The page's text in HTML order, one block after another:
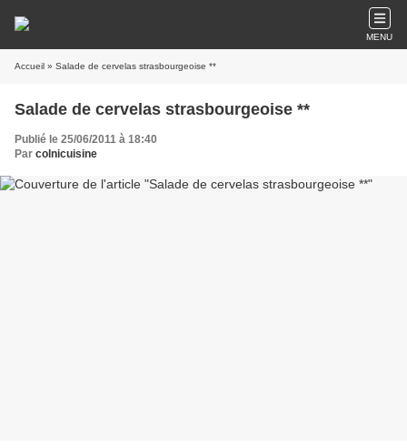
MENU
Accueil » Salade de cervelas strasbourgeoise **
Salade de cervelas strasbourgeoise **
Publié le 25/06/2011 à 18:40
Par colnicuisine